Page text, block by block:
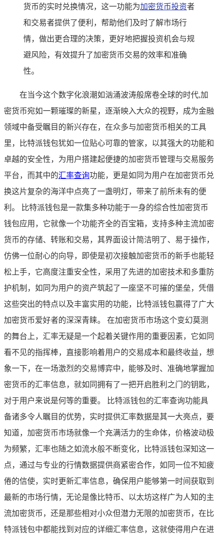
货币的实时兑换情况，这一功能为加密货币投资者
和交易者提供了便利，帮助他们及时了解市场行
情，做出更合理的决策，更好地把握投资机会与规
避风险，有效提升了加密货币交易的效率和准确
性。
在当今这个数字化浪潮如汹涌波涛般席卷全球的时代,加
密货币宛如一颗璀璨的新星，逐渐映入大众的视野，成为金融
领域中备受瞩目的新兴存在，在众多与加密货币相关的工具
里，比特派钱包犹如一位贴心可靠的管家，以其强大的功能和
卓越的安全性，为用户搭建起便捷的加密货币管理与交易服务
平台，而其中的汇率查询功能，更是如同为用户在加密货币兑
换这片复杂的海洋中点亮了一盏明灯，带来了前所未有的便
利。 比特派钱包是一款集多种功能于一身的综合性加密货币
钱包应用，它就像一个功能齐全的百宝箱，支持多种主流加密
货币的存储、转账和交易，其界面设计简洁明了、易于操作，
仿佛一位耐心的向导，即使是初次接触加密货币的新手也能轻
松上手，它高度注重安全性，采用了先进的加密技术和多重防
护机制，如同为用户的资产筑起了一座坚不可摧的堡垒，凭借
这些突出的特点以及丰富实用的功能，比特派钱包赢得了广大
加密货币爱好者的深深青睐。 在加密货币市场这个变幻莫测
的舞台上，汇率无疑是一个起着关键作用的重要因素，它如同
看不见的指挥棒，直接影响着用户的交易成本和最终收益，想
象一下，在一场激烈的交易博弈中，能够及时、准确地掌握加
密货币的汇率信息，就如同拥有了一把开启胜利之门的钥匙，
对于用户来说是何等的重要。 比特派钱包的汇率查询功能具
备诸多令人瞩目的优势，实时提供汇率数据是其一大亮点，要
知道，加密货币市场就像一个充满活力的生命体，价格波动极
为频繁，汇率也随之如流水般不断变化，比特派钱包深知这一
点，通过与专业的行情数据提供商紧密合作，如同一位不知疲
倦的信使，实时更新汇率信息，确保用户能够第一时间获取到
最新的市场行情，无论是像比特币、以太坊这样广为人知的主
流加密货币，还是那些相对小众但潜力无限的加密货币，在比
特派钱包中都能找到对应的详细汇率信息，这就使得用户在进